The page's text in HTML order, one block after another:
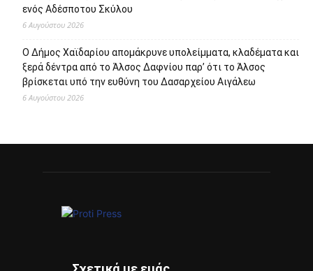
Πρόσφατα άρθρα
112 υποτροφίες από το Ίδρυμα Ωνάση για το Ακαδημαϊκό